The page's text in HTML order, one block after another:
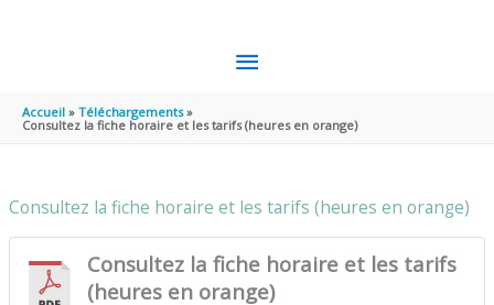
MENU
PRINCIPAL
Accueil
Téléchargements
Consultez la fiche horaire et les tarifs (heures en orange)
Consultez la fiche horaire et les tarifs (heures en orange)
Consultez la fiche horaire et les tarifs
(heures en orange)